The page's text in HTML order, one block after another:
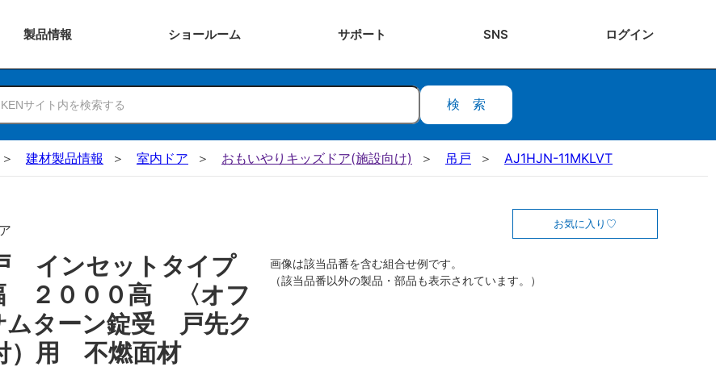
製品情報 ショールーム サポート SNS ログイン
検索
建材製品情報 室内ドア おもいやりキッズドア(施設向け) 吊戸 AJ1HJN-11MKLVT
インセットタイプ
２０００高 〈オフ
ターン錠受 戸先ク
）用 不燃面材
お気に入り
画像は該当品番を含む組合せ例です。
（該当品番以外の製品・部品も表示されています。）